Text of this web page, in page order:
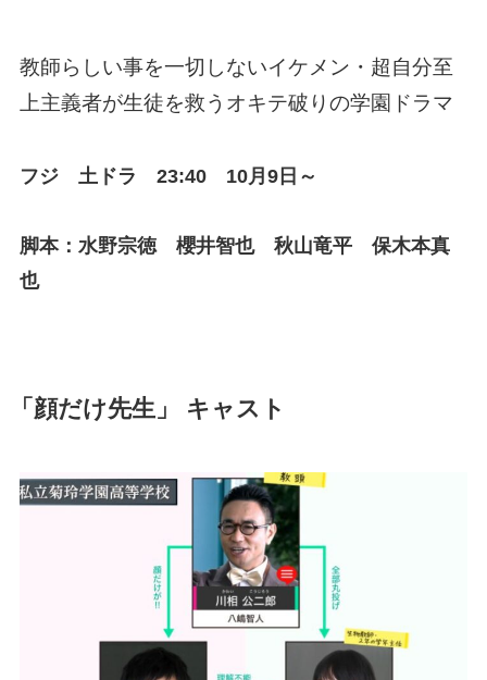
教師らしい事を一切しないイケメン・超自分至
上主義者が生徒を救うオキテ破りの学園ドラマ
フジ 土ドラ 23:40 10月9日～
脚本：水野宗徳 櫻井智也 秋山竜平 保木本真
也
「顔だけ先生」 キャスト